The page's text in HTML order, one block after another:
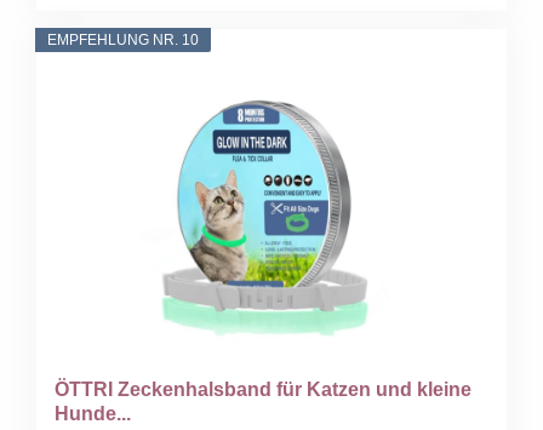
EMPFEHLUNG NR. 10
ÖTTRI Zeckenhalsband für Katzen und kleine
Hunde...